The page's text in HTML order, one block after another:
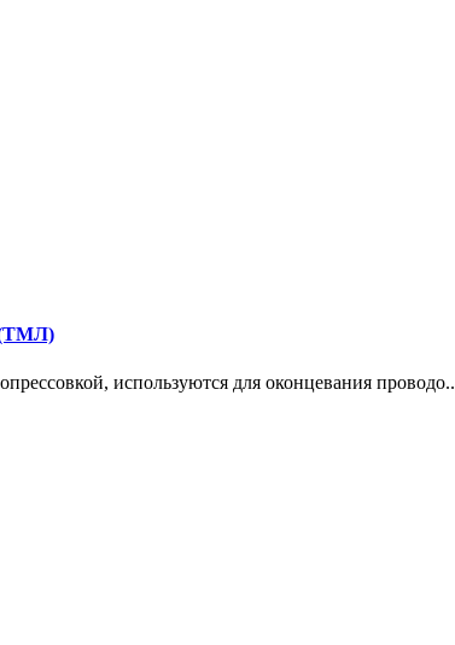
(ТМЛ)
используются для оконцевания проводо..